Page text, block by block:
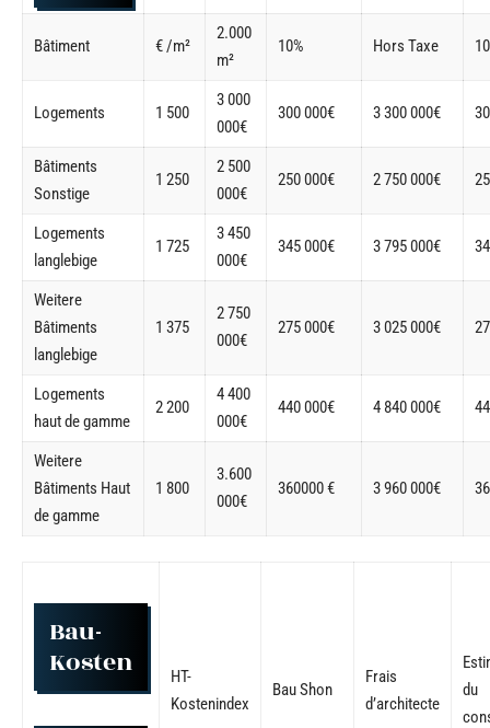
Bâtiment € /m²
2.000
m²
10% Hors Taxe
Logements 1 500
3 000
000€
300 000€ 3 300 000€
Bâtiments
Sonstige
1 250
2 500
000€
250 000€ 2 750 000€
Logements
langlebige
1 725
3 450
000€
345 000€ 3 795 000€
Weitere
Bâtiments
langlebige
1 375
2 750
000€
275 000€ 3 025 000€
Logements
haut de gamme
2 200
4 400
000€
440 000€ 4 840 000€
Weitere
Bâtiments Haut
de gamme
1 800
3.600
000€
360000 € 3 960 000€
Bau-
Kosten
HT-
Kostenindex
Bau Shon
Frais
d’architecte
du